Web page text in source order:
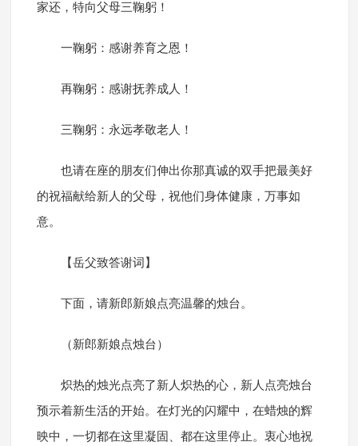
家还，特向父母三鞠躬！
一鞠躬：感谢养育之恩！
再鞠躬：感谢抚养成人！
三鞠躬：永远孝敬老人！
也请在座的朋友们伸出你那真诚的双手把最美好
的祝福献给新人的父母，祝他们身体健康，万事如
意。
【岳父致答谢词】
下面，请新郎新娘点亮温馨的烛台。
（新郎新娘点烛台）
炽热的烛光点亮了新人炽热的心，新人点亮烛台
预示着新生活的开始。在灯光的闪耀中，在蜡烛的辉
映中，一切都在这里凝固、都在这里停止。衷心地祝